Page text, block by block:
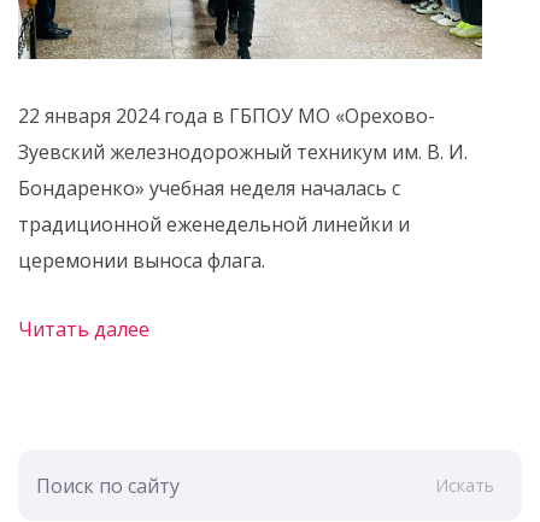
22 января 2024 года в ГБПОУ МО «Орехово-
Зуевский железнодорожный техникум им. В. И.
Бондаренко» учебная неделя началась с
традиционной еженедельной линейки и
церемонии выноса флага.
Читать далее
Искать